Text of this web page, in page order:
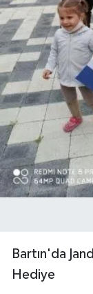
Bartın'da
Hediye